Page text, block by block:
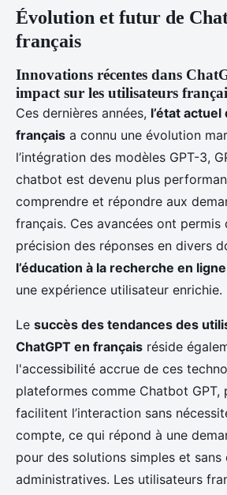
Évolution et futur de
français
Innovations récentes dans
impact sur les utilisateurs
Ces dernières années, l’état actuel
français a connu une évolution
l’intégration des modèles GPT-3,
chatbot est devenu plus
comprendre et répondre aux
français. Ces avancées ont permis
précision des réponses en divers
l’éducation à la recherche en ligne
une expérience utilisateur enrichie.
Le succès des tendances des
ChatGPT en français réside
l'accessibilité accrue de ces
plateformes comme Chatbot GPT,
facilitent l’interaction sans
compte, ce qui répond à une
pour des solutions simples et sans
administratives. Les utilisateurs